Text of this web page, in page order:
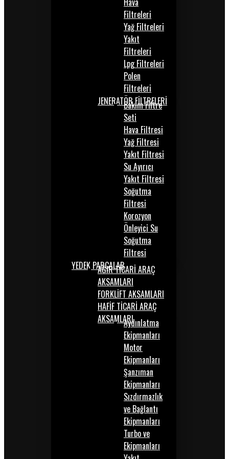
Filtreleri
Yağ Filtreleri
Yakıt
Filtreleri
Lpg Filtreleri
Polen
Filtreleri
JENERATÖR FİLTRELERİ
Bakım Filtre
Seti
Hava Filtresi
Yağ Filtresi
Yakıt Filtresi
Su Ayırıcı
Yakıt Filtresi
Soğutma
Filtresi
Korozyon
Önleyici Su
Soğutma
Filtresi
YEDEK PARÇALARAĞIR TİCARİ ARAÇ
AKSAMLARI
FORKLİFT AKSAMLARI
HAFİF TİCARİ ARAÇ
AKSAMLARIAydınlatma
Ekipmanları
Motor
Ekipmanları
Şanzıman
Ekipmanları
Sızdırmazlık
ve Bağlantı
Ekipmanları
Turbo ve
Ekipmanları